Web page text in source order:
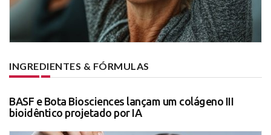
INGREDIENTES & FÓRMULAS
BASF e Bota Biosciences lançam um colágeno III
bioidêntico projetado por IA